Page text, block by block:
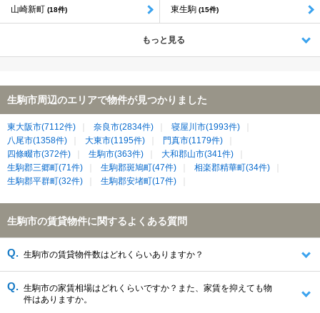
山崎新町 (18件) 東生駒 (15件)
もっと見る
生駒市周辺のエリアで物件が見つかりました
東大阪市(7112件) 奈良市(2834件)
寝屋川市(1993件)
八尾市(1358件)
大東市(1195件)
門真市(1179件)
四條畷市(372件)
生駒市(363件)
大和郡山市(341件)
生駒郡三郷町(71件)
生駒郡斑鳩町(47件)
相楽郡精華町(34件)
生駒郡平群町(32件)
生駒郡安堵町(17件)
生駒市の賃貸物件に関するよくある質問
生駒市の賃貸物件数はどれくらいありますか？
生駒市の家賃相場はどれくらいですか？また、家賃を抑えても物
件はありますか。